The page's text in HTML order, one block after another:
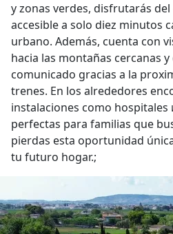
y zonas verdes, disfrutarás
accesible a solo diez minutos
urbano. Además, cuenta con
hacia las montañas cercanas
comunicado gracias a la
trenes. En los alrededores
instalaciones como hospitales
perfectas para familias que
pierdas esta oportunidad
tu futuro hogar.;